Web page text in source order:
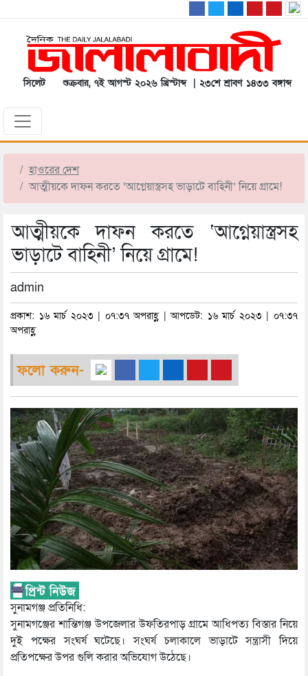
সিলেট শুক্রবার, ৭ই আগস্ট ২০২৬ খ্রিস্টাব্দ | ২৩শে শ্রাবণ ১৪৩৩ বঙ্গাব্দ
হাওরের দেশ
আত্মীয়কে দাফন করতে ‘আগ্নেয়াস্ত্রসহ ভাড়াটে বাহিনী’ নিয়ে গ্রামে!
আত্মীয়কে দাফন করতে ‘আগ্নেয়াস্ত্রসহ
ভাড়াটে বাহিনী’ নিয়ে গ্রামে!
admin
প্রকাশ: ১৬ মার্চ ২০২৩ | ০৭:৩৭ অপরাহ্ণ | আপডেট: ১৬ মার্চ ২০২৩ | ০৭:৩৭
অপরাহ্ণ
ফলো করুন-
সুনামগঞ্জ প্রতিনিধি:
সুনামগঞ্জের শান্তিগঞ্জ উপজেলার উফতিরপাড় গ্রামে আধিপত্য বিস্তার নিয়ে
দুই পক্ষের সংঘর্ষ ঘটেছে। সংঘর্ষ চলাকালে ভাড়াটে সন্ত্রাসী দিয়ে
প্রতিপক্ষের উপর গুলি করার অভিযোগ উঠেছে।